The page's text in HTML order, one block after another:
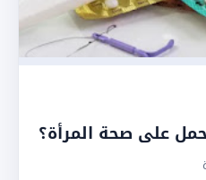
على صحة المرأة؟